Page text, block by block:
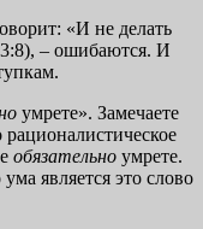
«И не делать
– ошибаются. И
умрете». Замечаете
обязательно умрете.
является это слово